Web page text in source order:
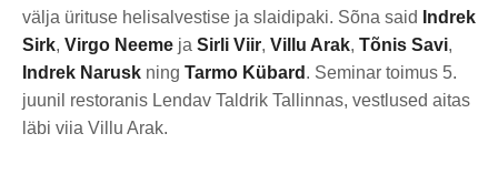
välja ürituse helisalvestise ja slaidipaki. Sõna said
Indrek
Sirk, Virgo Neeme ja Sirli Viir, Villu Arak, Tõnis Savi,
Indrek Narusk ning Tarmo Kübard . Seminar toimus 5.
juunil restoranis Lendav Taldrik Tallinnas, vestlused aitas
läbi viia Villu Arak.